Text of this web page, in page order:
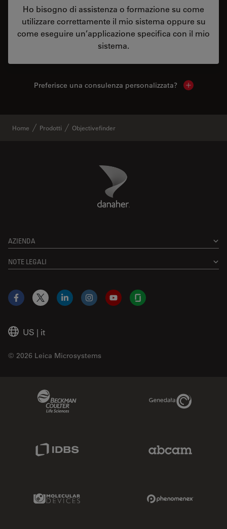
Ho bisogno di assistenza o formazione su come
utilizzare correttamente il mio sistema oppure su
come eseguire un’applicazione specifica con il mio
sistema.
Preferisce una consulenza personalizzata? Show local
Home Prodotti Objectivefinder
Danaher Logo
AZIENDA
NOTE LEGALI
US | it
© 2026 Leica Microsystems
Facebook
X LinkedInInstagramYouTubeGlassdoor
Genedata Link
Molecular Devices Link